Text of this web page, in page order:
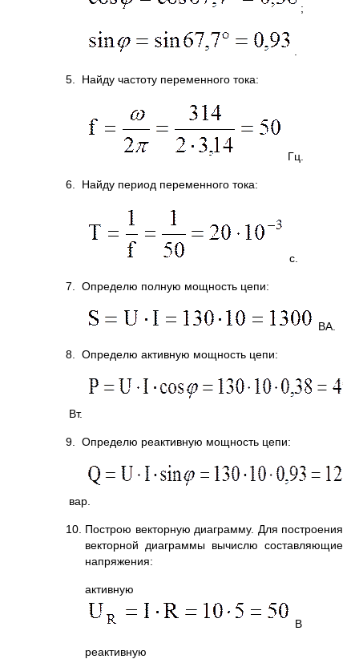
;
5. Найду частоту переменного тока:
Гц.
6. Найду период переменного тока:
с.
7. Определю полную мощность цепи:
ВА.
8. Определю активную мощность цепи:
Вт.
9. Определю реактивную мощность цепи:
вар.
10. Построю векторную диаграмму. Для построения
векторной диаграммы вычислю составляющие
напряжения:
активную
В
реактивную